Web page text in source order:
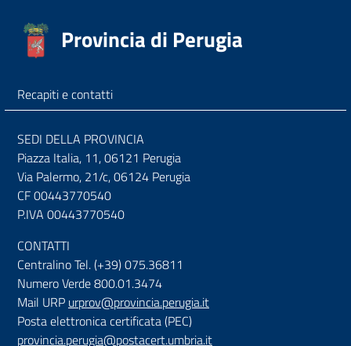
Provincia di Perugia
Recapiti e contatti
SEDI DELLA PROVINCIA
Piazza Italia, 11, 06121 Perugia
Via Palermo, 21/c, 06124 Perugia
CF 00443770540
P.IVA 00443770540
CONTATTI
Centralino Tel. (+39) 075.36811
Numero Verde 800.01.3474
Mail URP urprov@provincia.perugia.it
Posta elettronica certificata (PEC)
provincia.perugia@postacert.umbria.it